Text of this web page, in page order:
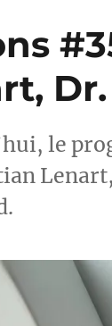
le